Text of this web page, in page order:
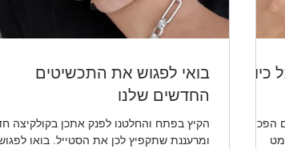
-
הפכו
בואי לפגוש את התכשיטים
החדשים שלנו
הקיץ בפתח והחלטנו לפנק אתכן בקולקיצה
ומרעננת שתקפיץ לכן את הסטייל. בואו